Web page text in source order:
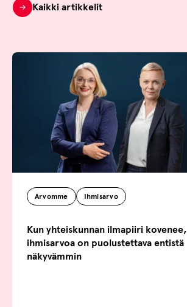
Kaikki artikkelit
Arvomme Ihmisarvo
Kun yhteiskunnan ilmapiiri kovenee,
ihmisarvoa on puolustettava entistä
näkyvämmin